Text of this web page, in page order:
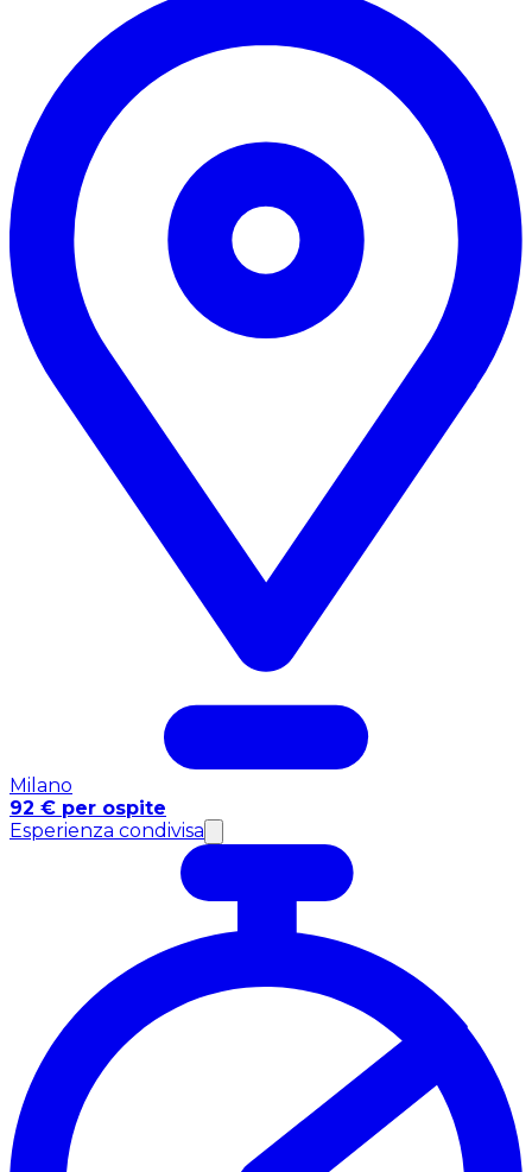
Milano
92 € per ospite
Esperienza condivisa